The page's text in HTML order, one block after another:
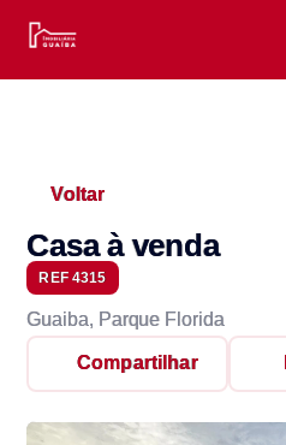
Voltar
Casa à venda
REF 4315
Guaiba, Parque Florida
Compartilhar